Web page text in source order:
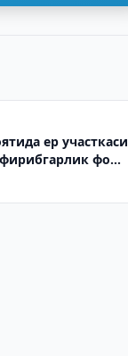
ер участкаси
фош